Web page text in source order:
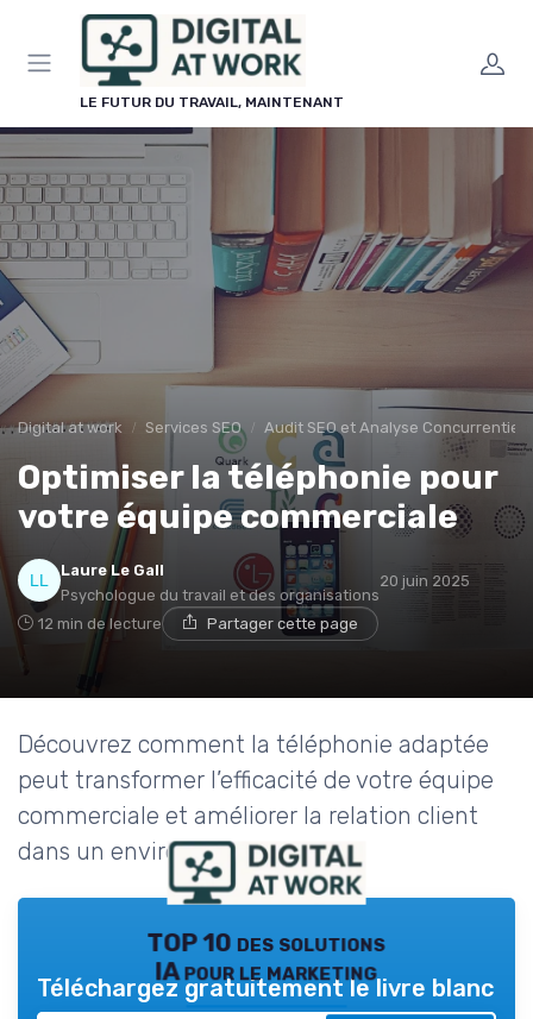
LE FUTUR DU TRAVAIL, MAINTENANT
Digital at work Services SEO Audit SEO et Analyse
Optimiser la téléphonie pour
votre équipe commerciale
Laure Le Gall
Psychologue du travail et des organisations
20 juin 2025
12 min de lecture Partager cette page
Découvrez comment la téléphonie adaptée
peut transformer l’efficacité de votre équipe
commerciale et améliorer la relation client
dans un environnement digital.
TOP 10 des solutions
IA pour le marketing
Téléchargez gratuitement le livre blanc
Panneau de gestion des cookies